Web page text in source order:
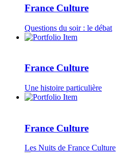
France Culture
Questions du soir : le débat
France Culture
Une histoire particulière
France Culture
Les Nuits de France Culture